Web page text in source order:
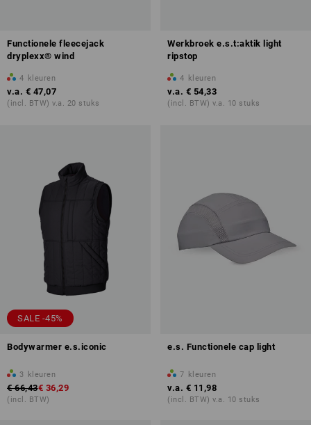
Functionele fleecejack
dryplexx® wind
4 kleuren
v.a. € 47,07
(incl. BTW) v.a. 20 stuks
Werkbroek e.s.t:aktik light
ripstop
4 kleuren
v.a. € 54,33
(incl. BTW) v.a. 10 stuks
SALE -45%
Bodywarmer e.s.iconic
3 kleuren
€ 66,43€ 36,29
(incl. BTW)
e.s. Functionele cap light
7 kleuren
v.a. € 11,98
(incl. BTW) v.a. 10 stuks